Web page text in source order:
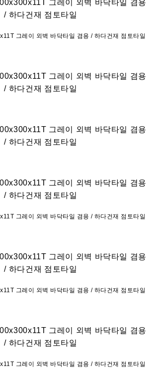
그레이 외벽 바닥타일 겸용 / 하다건재 점토타일
그레이 외벽 바닥타일 겸용 / 하다건재 점토타일
그레이 외벽 바닥타일 겸용 / 하다건재 점토타일
그레이 외벽 바닥타일 겸용 / 하다건재 점토타일